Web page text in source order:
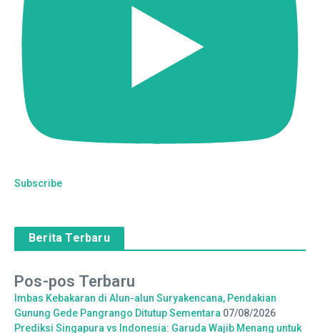
Subscribe
Berita Terbaru
Pos-pos Terbaru
Imbas Kebakaran di Alun-alun Suryakencana, Pendakian
Gunung Gede Pangrango Ditutup Sementara 07/08/2026
Prediksi Singapura vs Indonesia: Garuda Wajib Menang untuk